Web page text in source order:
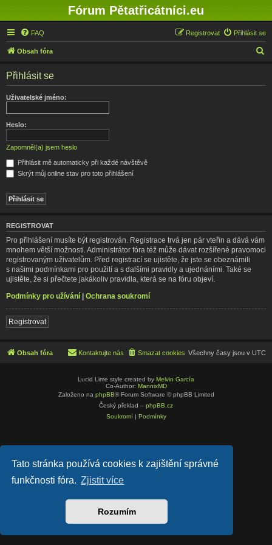
Tato stránka používá cookies k zajištění správné
funkčnosti fóra. Zjistit více
Rozumím
Fórum Pětatřicátníci.eu
FAQ Přihlásit se
Registrovat
Obsah fóra
Přihlásit se
Uživatelské jméno:
Heslo:
Zapomněl(a) jsem heslo
Přihlásit mě automaticky při každé návštěvě
Skrýt můj online stav pro toto přihlášení
REGISTROVAT
Pro přihlášení musíte být registrován. Registrace trvá jen pár vteřin a dává vám
mnohem větší možnosti. Administrátor fóra též může dávat rozšířené pravomoci
registrovaným uživatelům. Před registrací se ujistěte, že jste se obeznámili
s našimi podmínkami pro použití a s dalšími pravidly a ujednáními. Také se
ujistěte, že si přečtete jakákoliv pravidla, která se na fóru objeví.
Podmínky pro užívání | Ochrana soukromí
Registrovat
Obsah fóra Všechny časy jsou v UTC
Smazat cookies
Kontaktujte nás
Lucid Lime style created by Melvin García
Co-Author: MannixMD
Založeno na phpBB® Forum Software © phpBB Limited
Český překlad – phpBB.cz
Soukromí| Podmínky